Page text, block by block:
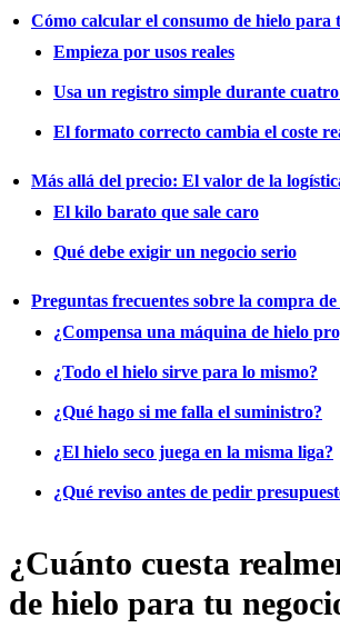
Cómo calcular el consumo de hielo para
Empieza por usos reales
Usa un registro simple durante cuatro
El formato correcto cambia el coste
Más allá del precio: El valor de la
El kilo barato que sale caro
Qué debe exigir un negocio serio
Preguntas frecuentes sobre la compra
¿Compensa una máquina de hielo
¿Todo el hielo sirve para lo mismo?
¿Qué hago si me falla el suministro?
¿El hielo seco juega en la misma liga?
¿Qué reviso antes de pedir
¿Cuánto cuesta
de hielo para tu